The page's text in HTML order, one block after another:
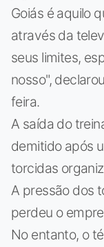
Goiás é aquilo
através da
seus limites,
nosso",
feira.
A saída do
demitido após
torcidas
A pressão dos
perdeu o
No entanto, o